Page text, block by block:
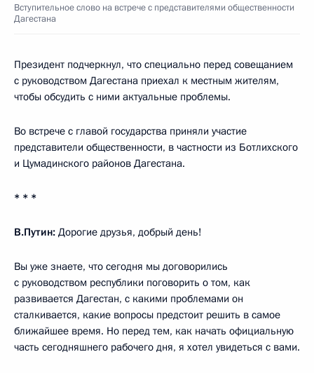
Вступительное слово на встрече с представителями общественности
Дагестана
Президент подчеркнул, что специально перед совещанием
с руководством Дагестана приехал к местным жителям,
чтобы обсудить с ними актуальные проблемы.
Во встрече с главой государства приняли участие
представители общественности, в частности из Ботлихского
и Цумадинского районов Дагестана.
* * *
В.Путин: Дорогие друзья, добрый день!
Вы уже знаете, что сегодня мы договорились
с руководством республики поговорить о том, как
развивается Дагестан, с какими проблемами он
сталкивается, какие вопросы предстоит решить в самое
ближайшее время. Но перед тем, как начать официальную
часть сегодняшнего рабочего дня, я хотел увидеться с вами.